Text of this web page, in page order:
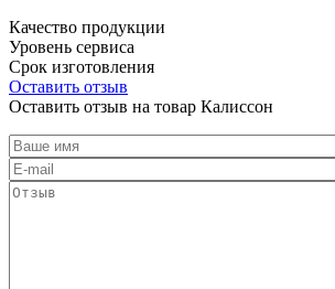
Качество продукции
Уровень сервиса
Срок изготовления
Оставить отзыв
Оставить отзыв на товар Калиссон